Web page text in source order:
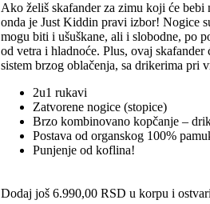
Ako želiš skafander za zimu koji će
onda je Just Kiddin pravi izbor! Nogice
mogu biti i ušuškane, ali i slobodne, po
od vetra i hladnoće. Plus, ovaj
sistem brzog oblačenja, sa drikerima pri
2u1 rukavi
Zatvorene nogice (stopice)
Brzo kombinovano kopčanje –
Postava od organskog 100%
Punjenje od koflina!
Dodaj još 6.990,00 RSD u korpu i